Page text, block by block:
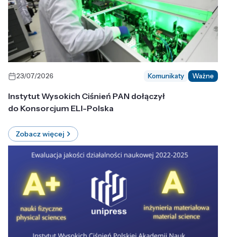
23/07/2026 Komunikaty Ważne
Instytut Wysokich Ciśnień PAN dołączył
do Konsorcjum ELI-Polska
Zobacz więcej